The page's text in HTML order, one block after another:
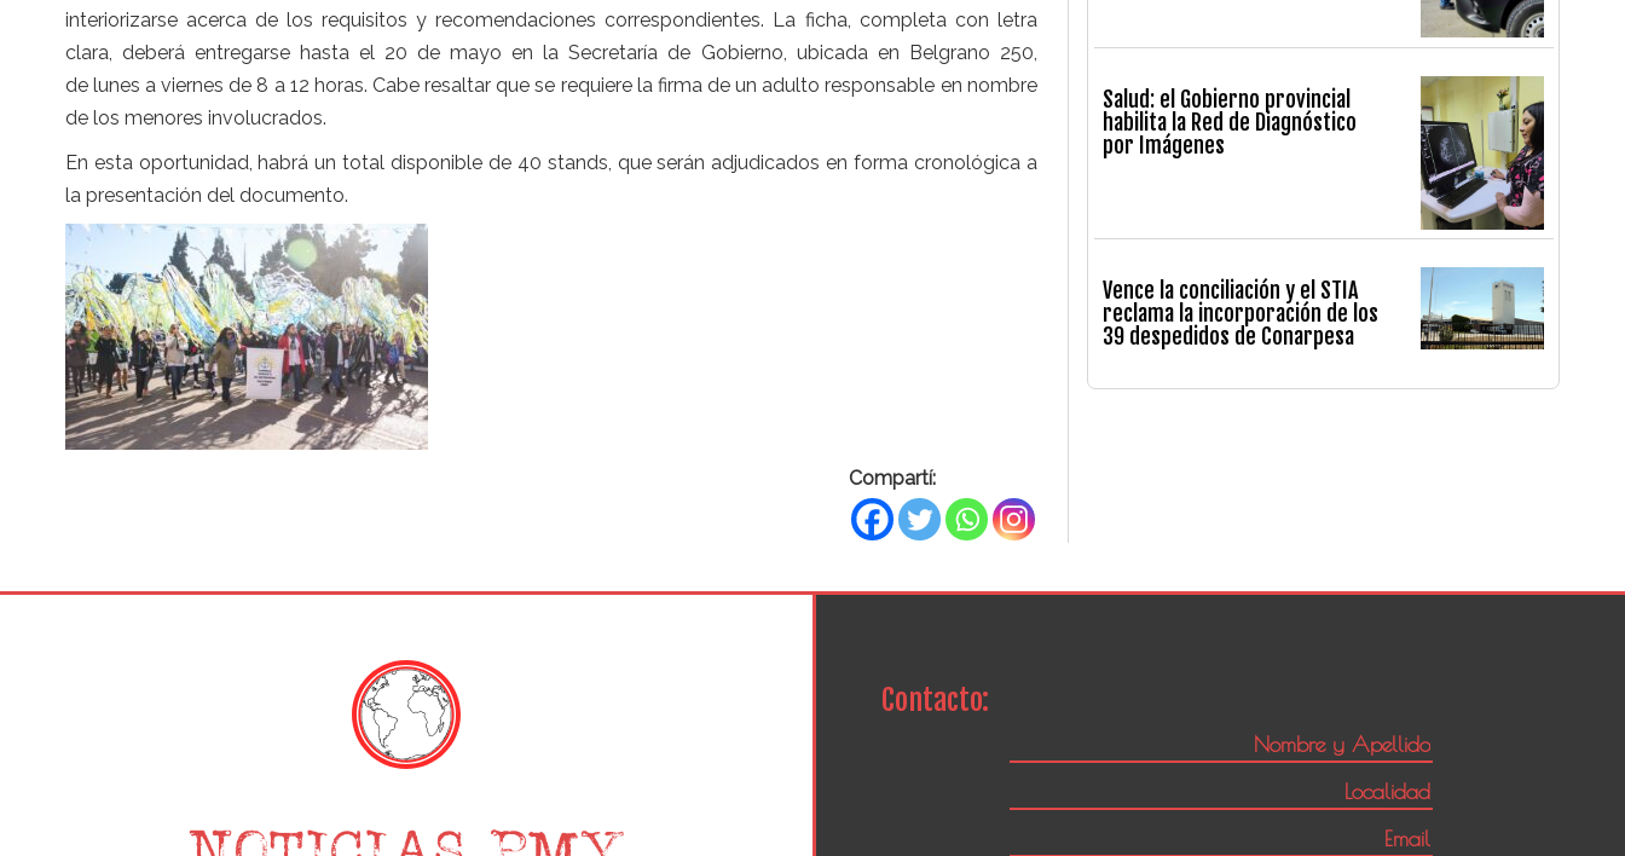
interiorizarse acerca de los requisitos y recomendaciones correspondientes. La ficha, completa con letra
clara, deberá entregarse hasta el 20 de mayo en la Secretaría de Gobierno, ubicada en Belgrano 250,
de lunes a viernes de 8 a 12 horas. Cabe resaltar que se requiere la firma de un adulto responsable en nombre
de los menores involucrados.
En esta oportunidad, habrá un total disponible de 40 stands, que serán adjudicados en forma cronológica a
la presentación del documento.
Compartí:
Salud: el Gobierno provincial
habilita la Red de Diagnóstico
por Imágenes
Vence la conciliación y el STIA
reclama la incorporación de los
39 despedidos de Conarpesa
Contacto: